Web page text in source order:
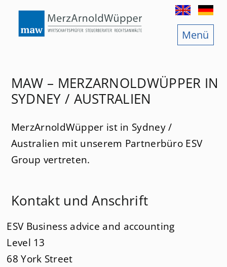
MAW – MERZARNOLDWÜPPER IN
SYDNEY / AUSTRALIEN
MerzArnoldWüpper ist in Sydney /
Australien mit unserem Partnerbüro ESV
Group vertreten.
Kontakt und Anschrift
ESV Business advice and accounting
Level 13
68 York Street
Menü
Standorte
Darmstadt
Bad Homburg
Bozen
Izmir
St. Gallen